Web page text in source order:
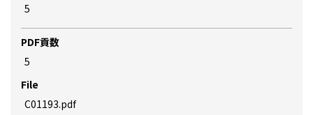
5
PDF貢数
5
File
C01193.pdf